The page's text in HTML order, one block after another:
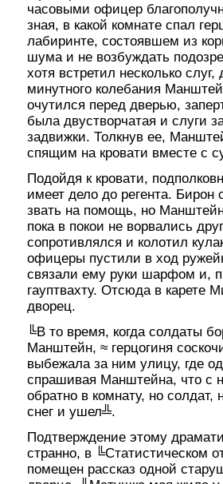
часовыми офицер
зная, в какой комнате спал
лабиринте, состоявшем из
шума и не возбуждать
хотя встретил несколько
минутного колебания
очутился перед дверью,
была двустворчатая и слуги
задвижки. Толкнув ее,
спящим на кровати вместе с
Подойдя к кровати,
имеет дело до регента. Бирон
звать на помощь, но
пока в покои не ворвались
сопротивлялся и колотил
офицеры пустили в ход
связали ему руки шарфом и,
гауптвахту. Отсюда в карете
дворец.
╚В то время, когда солдаты
Манштейн, ≈ герцогиня
выбежала за ним улицу, где
спрашивая Манштейна, что с
обратно в комнату, но
снег и ушел╩.
Подтверждение этому
странно, в ╚Статистическом
помещен рассказ одной